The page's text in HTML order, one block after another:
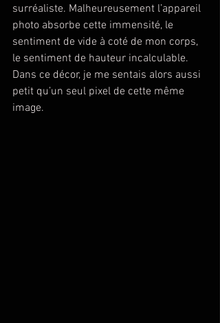
surréaliste. Malheureusement l’appareil
photo absorbe cette immensité, le
sentiment de vide à coté de mon corps,
le sentiment de hauteur incalculable.
Dans ce décor, je me sentais alors aussi
petit qu’un seul pixel de cette même
image.